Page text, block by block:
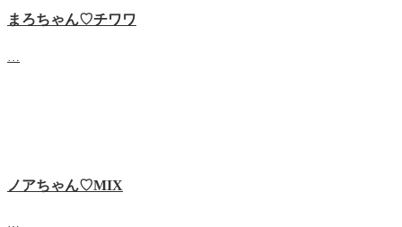
まろちゃん♡チワワ
ノアちゃん♡‬MIX